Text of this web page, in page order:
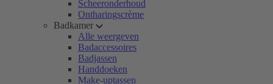
Scheeronderhoud
Ontharingscrème
Badkamer
Alle weergeven
Badaccessoires
Badjassen
Handdoeken
Make-uptassen